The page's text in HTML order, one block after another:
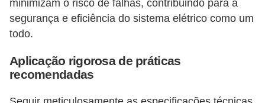
minimizam o risco de falhas, contribuindo para a
segurança e eficiência do sistema elétrico como um
todo.
Aplicação rigorosa de práticas
recomendadas